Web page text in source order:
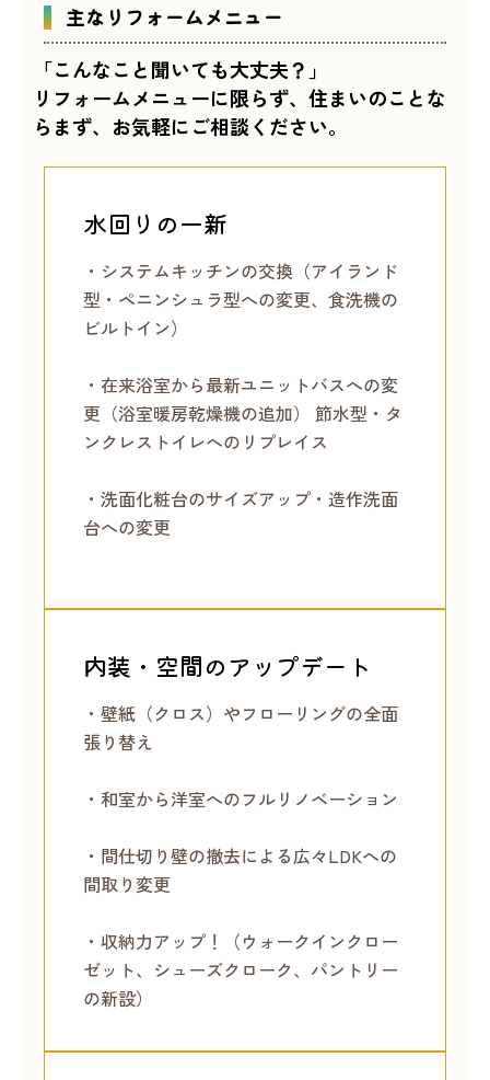
主なリフォームメニュー
「こんなこと聞いても大丈夫？」
リフォームメニューに限らず、住まいのことな
らまず、お気軽にご相談ください。
水回りの一新
・システムキッチンの交換（アイランド
型・ペニンシュラ型への変更、食洗機の
ビルトイン）
・在来浴室から最新ユニットバスへの変
更（浴室暖房乾燥機の追加） 節水型・タ
ンクレストイレへのリプレイス
・洗面化粧台のサイズアップ・造作洗面
台への変更
内装・空間のアップデート
・壁紙（クロス）やフローリングの全面
張り替え
・和室から洋室へのフルリノベーション
・間仕切り壁の撤去による広々LDKへの
間取り変更
・収納力アップ！（ウォークインクロー
ゼット、シューズクローク、パントリー
の新設）